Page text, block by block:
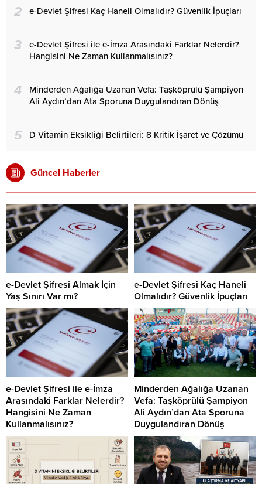
2 e-Devlet Şifresi Kaç Haneli Olmalıdır? Güvenlik İpuçları
3
e-Devlet Şifresi ile e-İmza Arasındaki Farklar Nelerdir?
Hangisini Ne Zaman Kullanmalısınız?
4
Minderden Ağalığa Uzanan Vefa: Taşköprülü Şampiyon
Ali Aydın’dan Ata Sporuna Duygulandıran Dönüş
5 D Vitamin Eksikliği Belirtileri: 8 Kritik İşaret ve Çözümü
Güncel Haberler
e-Devlet Şifresi Almak İçin
Yaş Sınırı Var mı?
e-Devlet Şifresi Kaç Haneli
Olmalıdır? Güvenlik İpuçları
e-Devlet Şifresi ile e-İmza
Arasındaki Farklar Nelerdir?
Hangisini Ne Zaman
Kullanmalısınız?
Minderden Ağalığa Uzanan
Vefa: Taşköprülü Şampiyon
Ali Aydın’dan Ata Sporuna
Duygulandıran Dönüş